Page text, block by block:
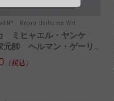
Repro Uniforms WH
ミヒャエル・ヤンケ
帥 ヘルマン・ゲーリ...
（税込）